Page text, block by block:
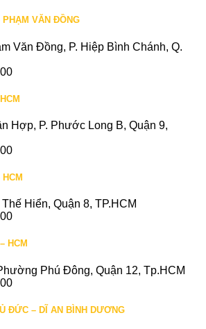
VĂN ĐỒNG
Văn Đồng, P. Hiệp Bình Chánh, Q.
Hợp, P. Phước Long B, Quận 9,
Hiển, Quận 8, TP.HCM
HCM
Phú Đông, Quận 12, Tp.HCM
ĐỨC – DĨ AN BÌNH DƯƠNG